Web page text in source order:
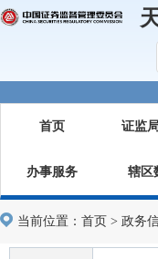
首页 证监
办事服务 辖区
当前位置： 首页 > 政务